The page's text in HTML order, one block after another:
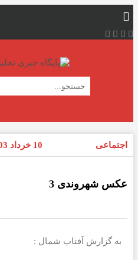
اجتماعی 10 خرداد 1403 - 2 سال پیش
عکس شهروندی 3
به گزارش آفتاب شمال :